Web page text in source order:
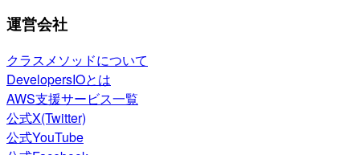
運営会社
クラスメソッドについて
DevelopersIOとは
AWS支援サービス一覧
公式X(Twitter)
公式YouTube